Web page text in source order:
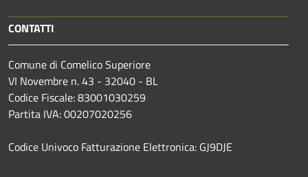
CONTATTI
Comune di Comelico Superiore
VI Novembre n. 43 - 32040 - BL
Codice Fiscale: 83001030259
Partita IVA: 00207020256
Codice Univoco Fatturazione Elettronica: GJ9DJE